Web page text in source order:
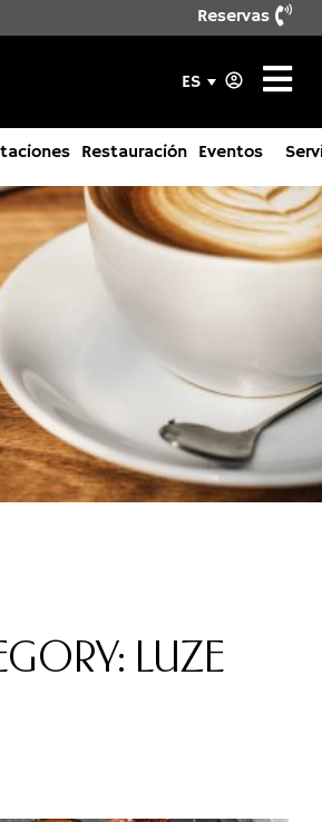
Reservas
ES
Restauración Eventos
LUZE